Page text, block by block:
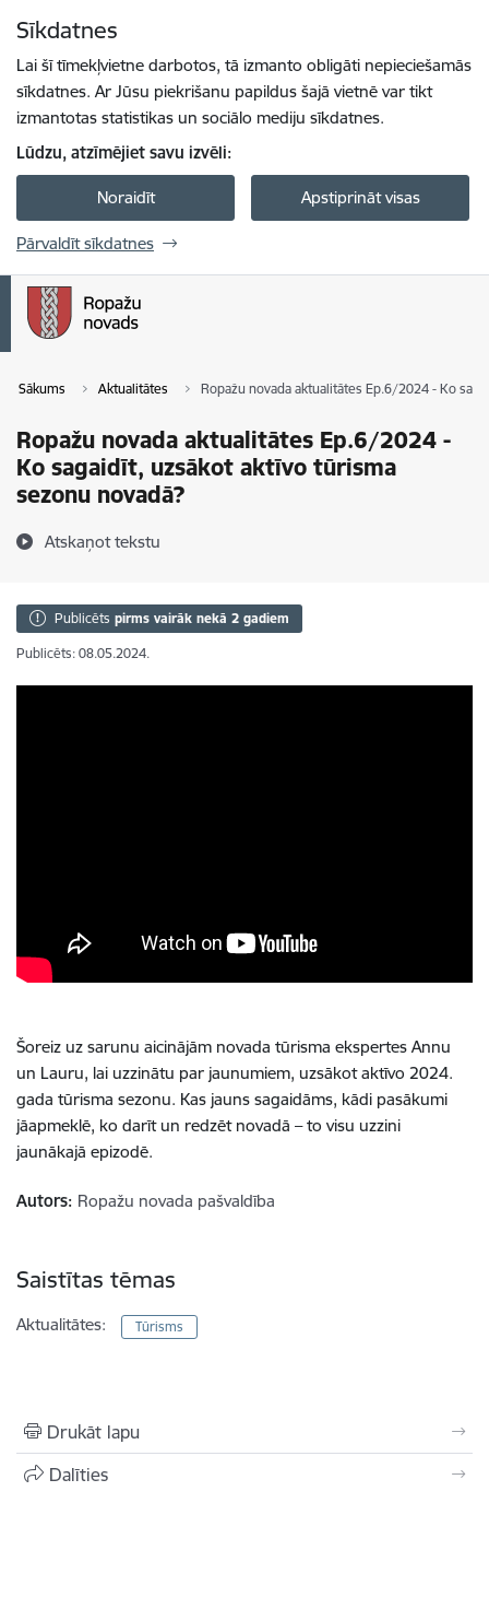
Sīkdatnes
Lai šī tīmekļvietne darbotos, tā izmanto obligāti nepieciešamās
sīkdatnes. Ar Jūsu piekrišanu papildus šajā vietnē var tikt
izmantotas statistikas un sociālo mediju sīkdatnes.
Lūdzu, atzīmējiet savu izvēli:
Noraidīt Apstiprināt visas
Pārvaldīt sīkdatnes
Sākums Aktualitātes Ropažu novada aktualitātes Ep.6/2024 - Ko
Ropažu novada aktualitātes Ep.6/2024 -
Ko sagaidīt, uzsākot aktīvo tūrisma
sezonu novadā?
Atskaņot tekstu
Publicēts pirms vairāk nekā 2 gadiem
Publicēts: 08.05.2024.
Šoreiz uz sarunu aicinājām novada tūrisma ekspertes Annu
un Lauru, lai uzzinātu par jaunumiem, uzsākot aktīvo 2024.
gada tūrisma sezonu. Kas jauns sagaidāms, kādi pasākumi
jāapmeklē, ko darīt un redzēt novadā – to visu uzzini
jaunākajā epizodē.
Autors: Ropažu novada pašvaldība
Saistītas tēmas
Aktualitātes: Tūrisms
Drukāt lapu
Dalīties